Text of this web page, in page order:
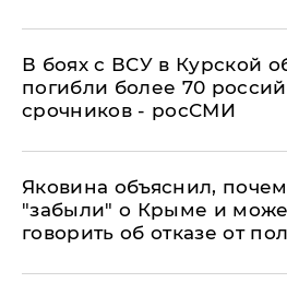
В боях с ВСУ в Курской
погибли более 70
срочников - росСМИ
Яковина объяснил,
"забыли" о Крыме и
говорить об отказе от